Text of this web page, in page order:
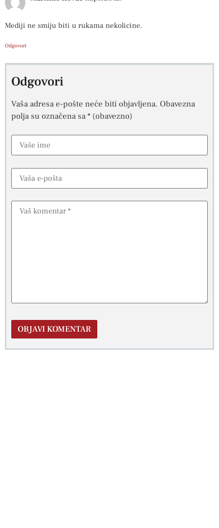
Mediji ne smiju biti u rukama nekolicine.
Odgovori
Odgovori
Vaša adresa e-pošte neće biti objavljena. Obavezna
polja su označena sa* (obavezno)